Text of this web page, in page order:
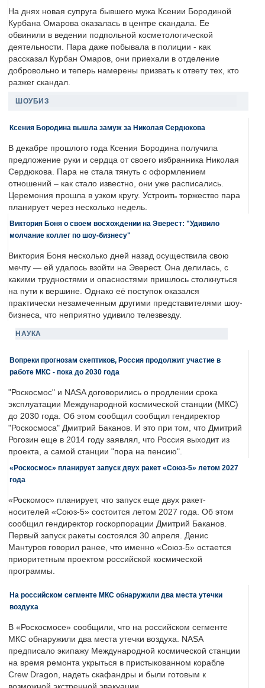
На днях новая супруга бывшего мужа Ксении Бородиной
Курбана Омарова оказалась в центре скандала. Ее
обвинили в ведении подпольной косметологической
деятельности. Пара даже побывала в полиции - как
рассказал Курбан Омаров, они приехали в отделение
добровольно и теперь намерены призвать к ответу тех, кто
разжег скандал.
ШОУБИЗ
Ксения Бородина вышла замуж за Николая Сердюкова
В декабре прошлого года Ксения Бородина получила
предложение руки и сердца от своего избранника Николая
Сердюкова. Пара не стала тянуть с оформлением
отношений – как стало известно, они уже расписались.
Церемония прошла в узком кругу. Устроить торжество пара
планирует через несколько недель.
Виктория Боня о своем восхождении на Эверест: "Удивило
молчание коллег по шоу-бизнесу"
Виктория Боня несколько дней назад осуществила свою
мечту — ей удалось взойти на Эверест. Она делилась, с
какими трудностями и опасностями пришлось столкнуться
на пути к вершине. Однако её поступок оказался
практически незамеченным другими представителями шоу-
бизнеса, что неприятно удивило телезвезду.
НАУКА
Вопреки прогнозам скептиков, Россия продолжит участие в
работе МКС - пока до 2030 года
"Роскосмос" и NASA договорились о продлении срока
эксплуатации Международной космической станции (МКС)
до 2030 года. Об этом сообщил сообщил гендиректор
"Роскосмоса" Дмитрий Баканов. И это при том, что Дмитрий
Рогозин еще в 2014 году заявлял, что Россия выходит из
проекта, а самой станции "пора на пенсию".
«Роскосмос» планирует запуск двух ракет «Союз-5» летом 2027
года
«Роскомос» планирует, что запуск еще двух ракет-
носителей «Союз-5» состоится летом 2027 года. Об этом
сообщил гендиректор госкорпорации Дмитрий Баканов.
Первый запуск ракеты состоялся 30 апреля. Денис
Мантуров говорил ранее, что именно «Союз-5» остается
приоритетным проектом российской космической
программы.
На российском сегменте МКС обнаружили два места утечки
воздуха
В «Роскосмосе» сообщили, что на российском сегменте
МКС обнаружили два места утечки воздуха. NASA
предписало экипажу Международной космической станции
на время ремонта укрыться в пристыкованном корабле
Crew Dragon, надеть скафандры и были готовым к